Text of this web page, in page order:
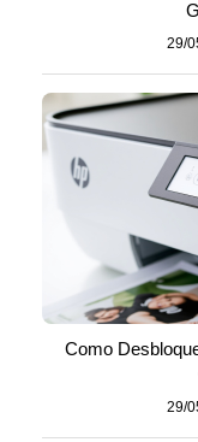
29/
Como
29/